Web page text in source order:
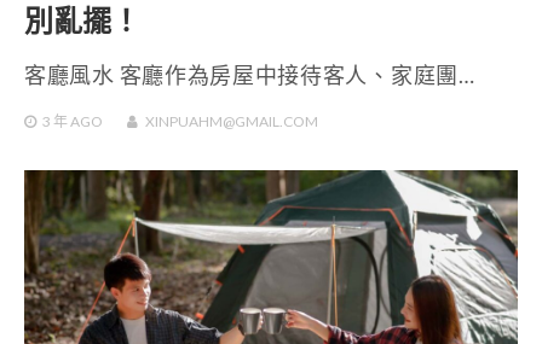
別亂擺！
客廳風水 客廳作為房屋中接待客人、家庭團…
3 年 AGO XINPUAHM@GMAIL.COM